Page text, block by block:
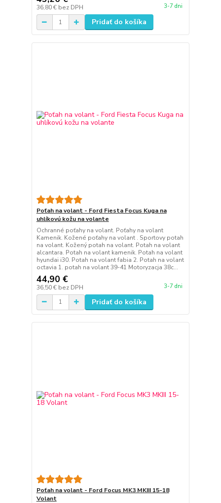
36,80 € bez DPH 3-7 dni
Pridať do košíka
Poťah na volant - Ford Fiesta Focus Kuga na
uhlíkovú kožu na volante
Ochranné poťahy na volant. Poťahy na volant
Kamenik. Kožené poťahy na volant . Sportovy potah
na volant. Kožený potah na volant. Potah na volant
alcantara. Potah na volant kamenik. Potah na volant
hyundai i30. Potah na volant fabia 2. Potah na volant
octavia 1. potah na volant 39-41 Motoryzacja 38c...
44,90 €
36,50 € bez DPH 3-7 dni
Pridať do košíka
Poťah na volant - Ford Focus MK3 MKIII 15-18
Volant